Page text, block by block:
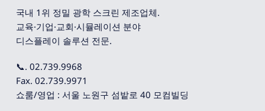
국내 1위 정밀 광학 스크린 제조업체.
교육·기업·교회·시뮬레이션 분야
디스플레이 솔루션 전문.
📞. 02.739.9968
Fax. 02.739.9971
쇼룸/영업 : 서울 노원구 섬밭로 40 모컴빌딩